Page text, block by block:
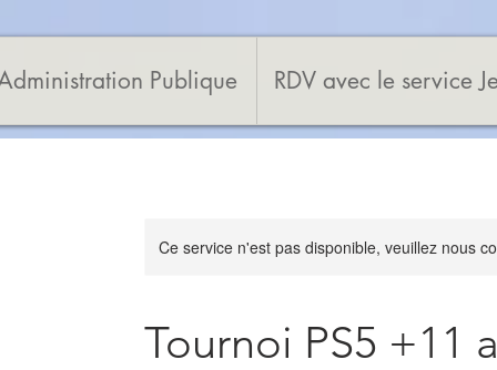
Publique RDV avec le service
Ce service n'est pas disponible, veuillez nous
Tournoi PS5 +11